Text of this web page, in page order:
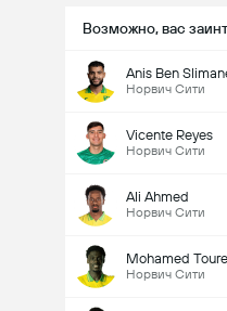
Возможно, вас
Anis Ben
Норвич Сити
Vicente Reyes
Норвич Сити
Ali Ahmed
Норвич Сити
Mohamed Toure
Норвич Сити